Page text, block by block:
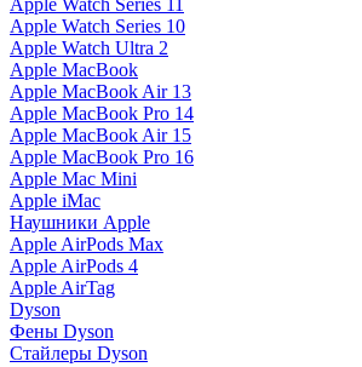
Apple Watch Series 11
Apple Watch Series 10
Apple Watch Ultra 2
Apple MacBook
Apple MacBook Air 13
Apple MacBook Pro 14
Apple MacBook Air 15
Apple MacBook Pro 16
Apple Mac Mini
Apple iMac
Наушники Apple
Apple AirPods Max
Apple AirPods 4
Apple AirTag
Dyson
Фены Dyson
Стайлеры Dyson